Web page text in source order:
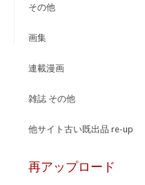
その他
画集
連載漫画
雑誌 その他
他サイト古い既出品 re-up
再アップロード